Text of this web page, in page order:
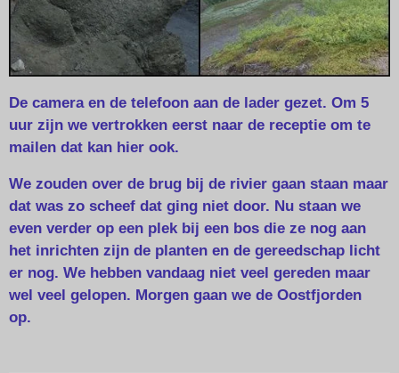
De camera en de telefoon aan de lader gezet. Om 5
uur zijn we vertrokken eerst naar de receptie om te
mailen dat kan hier ook.
We zouden over de brug bij de rivier gaan staan maar
dat was zo scheef dat ging niet door. Nu staan we
even verder op een plek bij een bos die ze nog aan
het inrichten zijn de planten en de gereedschap licht
er nog. We hebben vandaag niet veel gereden maar
wel veel gelopen. Morgen gaan we de Oostfjorden
op.